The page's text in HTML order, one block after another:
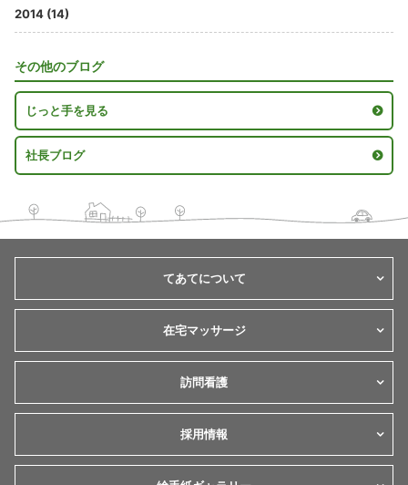
2014 (14)
その他のブログ
じっと手を見る
社長ブログ
てあてについて
在宅マッサージ
訪問看護
採用情報